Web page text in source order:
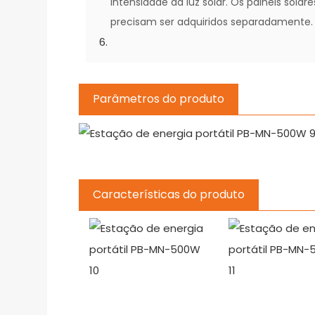
precisam ser adquiridos separadamente.
Parâmetros do produto
Características do produto